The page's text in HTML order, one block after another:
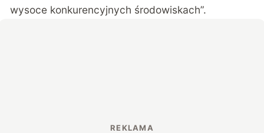
wysoce konkurencyjnych środowiskach”.